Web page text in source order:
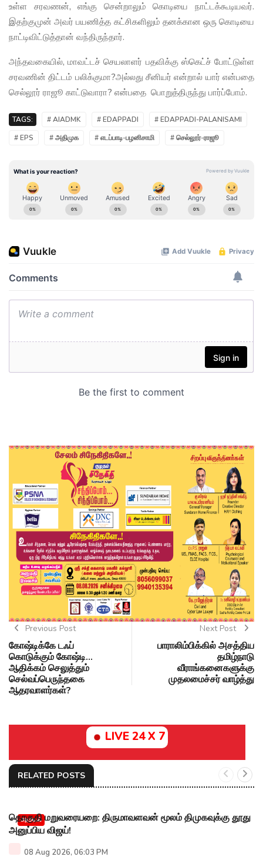
உள்ள சரவணன், எங்கு சென்றாலும் கொடியை நாட்டக்கூடியவர்.
இதற்குமுன் அவர் பயணித்த கட்சிகளிலும் தனக்கான ஒரு கொடியை
நாட்டிவிட்டுத்தான் வந்திருந்தார்.
அந்தவகையில், மாவட்டச் செயலாளர் பதவிக்கு ஸ்கெட்ச் போட்டுள்ள
சரவணின் திட்டம் பலிக்குமா?அல்லது சீனியர் என்றால் யார் என்பதை
செல்லூர் ராஜூ காட்டுவாரா? என்பதை பொறுத்திருந்து பார்ப்போம்.
TAGS: # AIADMK # EDAPPADI
# EDAPPADI-PALANISAMI
# EPS
# அதிமுக # எடப்பாடி-பழனிசாமி # செல்லூர்-ராஜூ
Previous Post
கோஷ்டிக்கே டஃப்
கொடுக்கும் கோஷ்டி...
ஆதிக்கம் செலுத்தும்
செல்வப்பெருந்தகை
ஆதரவாளர்கள்?
Next Post
பாராலிம்பிக்கில் அசத்திய
தமிழ்நாடு
வீராங்கனைகளுக்கு
முதலமைச்சர் வாழ்த்து
LIVE 24 X 7
RELATED POSTS
அரசியல்
தொகுதி மறுவரையறை: திருமாவளவன் மூலம் திமுகவுக்கு தூது
அனுப்பிய விஜய்!
08 Aug 2026, 06:03 PM